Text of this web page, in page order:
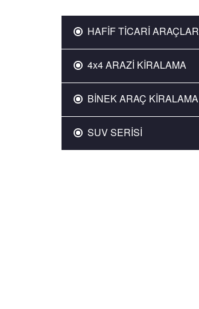
HAFİF TİCARİ ARAÇLAR
4x4 ARAZİ KİRALAMA
BİNEK ARAÇ KİRALAMA
SUV SERİSİ